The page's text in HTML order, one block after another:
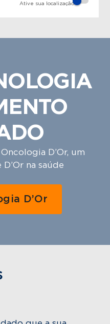
Ative sua localização
D’Or, um
na saúde
D’Or